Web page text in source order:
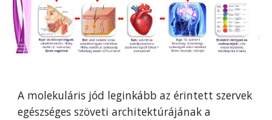
A molekuláris jód leginkább az érintett szervek
egészséges szöveti architektúrájának a